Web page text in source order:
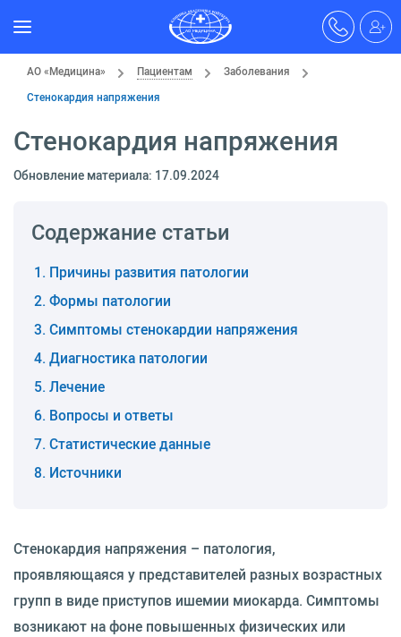
АО «Медицина» Пациентам
Заболевания
Стенокардия напряжения
Стенокардия напряжения
Обновление материала: 17.09.2024
Содержание статьи
Причины развития патологии
Формы патологии
Симптомы стенокардии напряжения
Диагностика патологии
Лечение
Вопросы и ответы
Статистические данные
Источники
Стенокардия напряжения – патология,
проявляющаяся у представителей разных возрастных
групп в виде приступов ишемии миокарда. Симптомы
возникают на фоне повышенных физических или